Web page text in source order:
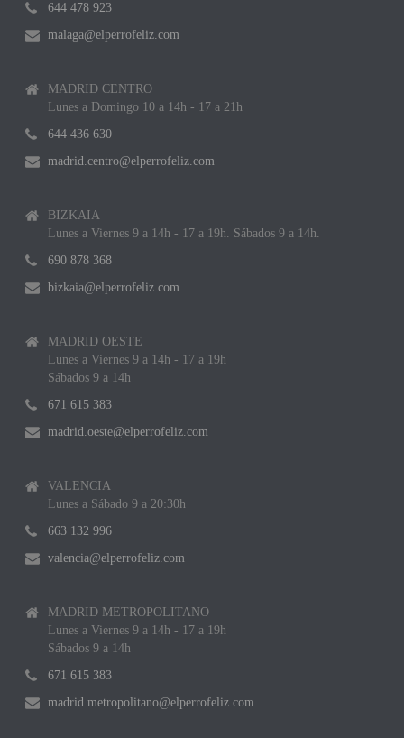
644 478 923
malaga@elperrofeliz.com
MADRID CENTRO
Lunes a Domingo 10 a 14h - 17 a 21h
644 436 630
madrid.centro@elperrofeliz.com
BIZKAIA
Lunes a Viernes 9 a 14h - 17 a 19h. Sábados 9 a 14h.
690 878 368
bizkaia@elperrofeliz.com
MADRID OESTE
Lunes a Viernes 9 a 14h - 17 a 19h
Sábados 9 a 14h
671 615 383
madrid.oeste@elperrofeliz.com
VALENCIA
Lunes a Sábado 9 a 20:30h
663 132 996
valencia@elperrofeliz.com
MADRID METROPOLITANO
Lunes a Viernes 9 a 14h - 17 a 19h
Sábados 9 a 14h
671 615 383
madrid.metropolitano@elperrofeliz.com